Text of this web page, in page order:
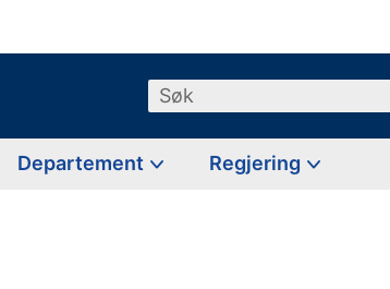
Søk
Departement Regjering